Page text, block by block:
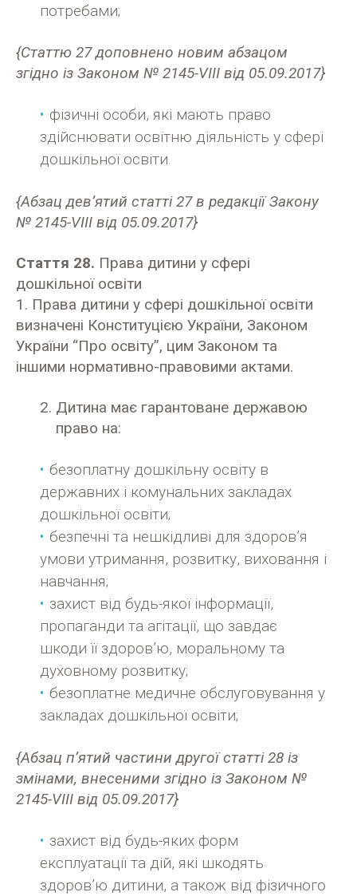
потребами;
{Статтю 27 доповнено новим абзацом
згідно із Законом № 2145-VIII від 05.09.2017}
фізичні особи, які мають право
здійснювати освітню діяльність у сфері
дошкільної освіти.
{Абзац дев’ятий статті 27 в редакції Закону
№ 2145-VIII від 05.09.2017}
Стаття 28. Права дитини у сфері
дошкільної освіти
1. Права дитини у сфері дошкільної освіти
визначені Конституцією України, Законом
України “Про освіту”, цим Законом та
іншими нормативно-правовими актами.
Дитина має гарантоване державою
право на:
безоплатну дошкільну освіту в
державних і комунальних закладах
дошкільної освіти;
безпечні та нешкідливі для здоров’я
умови утримання, розвитку, виховання і
навчання;
захист від будь-якої інформації,
пропаганди та агітації, що завдає
шкоди її здоров’ю, моральному та
духовному розвитку;
безоплатне медичне обслуговування у
закладах дошкільної освіти;
{Абзац п’ятий частини другої статті 28 із
змінами, внесеними згідно із Законом №
2145-VIII від 05.09.2017}
захист від будь-яких форм
експлуатації та дій, які шкодять
здоров’ю дитини, а також від фізичного